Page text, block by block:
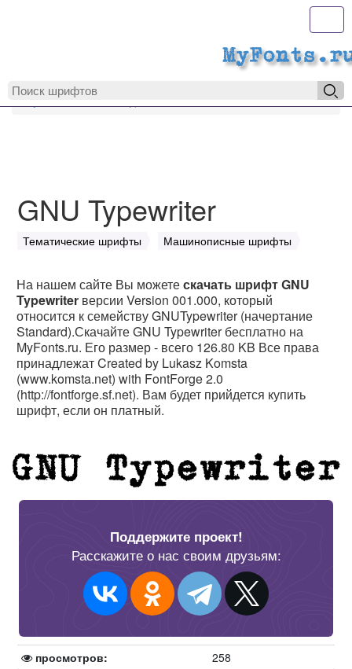
MyFonts.ru
GNU Typewriter
Тематические шрифты Машинописные шрифты
На нашем сайте Вы можетескачать шрифт GNU
Typewriter версии Version 001.000, который
относится к семейству GNUTypewriter (начертание
Standard).Скачайте GNU Typewriter бесплатно на
MyFonts.ru. Его размер - всего 126.80 KB Все права
принадлежат Created by Lukasz Komsta
(www.komsta.net) with FontForge 2.0
(http://fontforge.sf.net). Вам будет прийдется купить
шрифт, если он платный.
Поддержите проект!
Расскажите о нас своим друзьям:
просмотров:
258